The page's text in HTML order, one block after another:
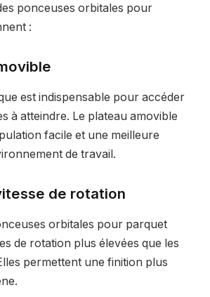
ponceuses orbitales pour
:
est indispensable pour accéder
à atteindre. Le plateau amovible
facile et une meilleure
de travail.
de rotation
orbitales pour parquet
de rotation plus élevées que les
permettent une finition plus